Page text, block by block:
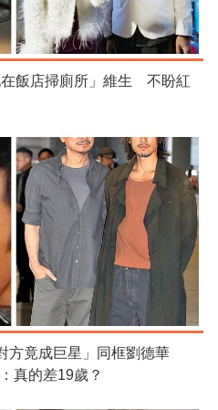
飯店掃廁所」維生 不盼紅
方竟成巨星」同框劉德華
真的差19歲？